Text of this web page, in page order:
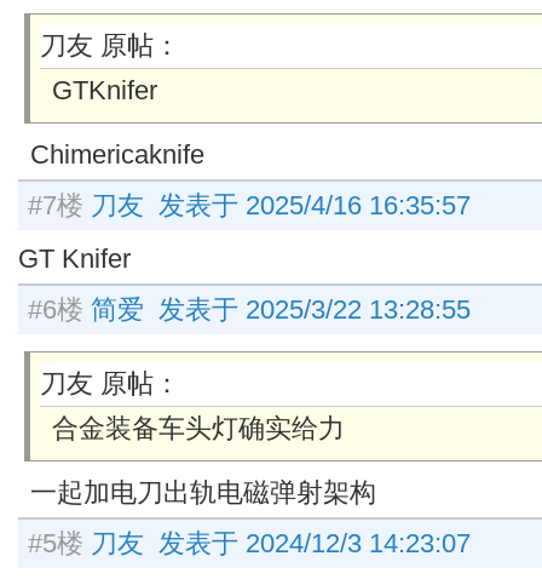
刀友 原帖：
GTKnifer
Chimericaknife
#7楼 刀友 发表于 2025/4/16 16:35:57
GT Knifer
#6楼 简爱 发表于 2025/3/22 13:28:55
刀友 原帖：
合金装备车头灯确实给力
一起加电刀出轨电磁弹射架构
#5楼 刀友 发表于 2024/12/3 14:23:07